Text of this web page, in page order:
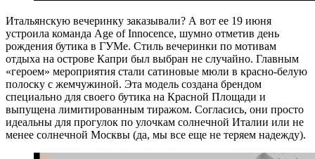
Итальянскую вечеринку заказывали? А вот ее 19 июня
устроила команда Age of Innocence, шумно отметив день
рождения бутика в ГУМе. Стиль вечеринки по мотивам
отдыха на острове Капри был выбран не случайно. Главным
«героем» мероприятия стали сатиновые мюли в красно-белую
полоску с жемчужиной. Эта модель создана брендом
специально для своего бутика на Красной Площади и
выпущена лимитированным тиражом. Согласись, они просто
идеальны для прогулок по улочкам солнечной Италии или не
менее солнечной Москвы (да, мы все еще не теряем надежду).